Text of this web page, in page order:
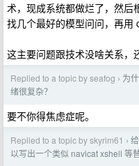
术，现成系统都做烂了，然后
找几个最好的模型问问，再用
这主要问题跟技术没啥关系，
Replied to a topic by seafog › 为
绪很复杂？
要不你得焦虑症呢。
Replied to a topic by skyrim61 ›
以写出一个类似 navicat xshell 等